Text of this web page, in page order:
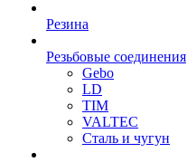
Резина
Резьбовые соединения
Gebo
LD
TIM
VALTEC
Сталь и чугун